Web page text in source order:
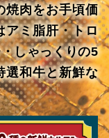
焼肉をお手頃価
アミ脂肝・トロ
しゃっくりの5
選和牛と新鮮な